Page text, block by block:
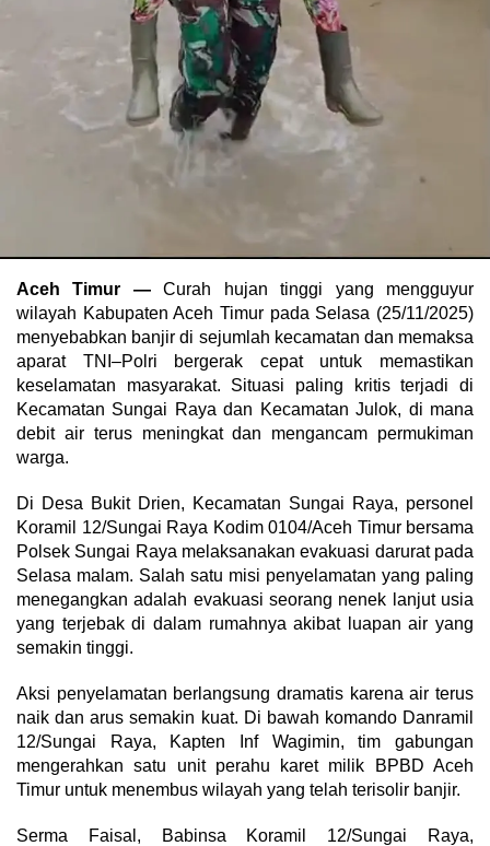
Aceh Timur —Curah hujan tinggi yang mengguyur
wilayah Kabupaten Aceh Timur pada Selasa (25/11/2025)
menyebabkan banjir di sejumlah kecamatan dan memaksa
aparat TNI–Polri bergerak cepat untuk memastikan
keselamatan masyarakat. Situasi paling kritis terjadi di
Kecamatan Sungai Raya dan Kecamatan Julok, di mana
debit air terus meningkat dan mengancam permukiman
warga.
Di Desa Bukit Drien, Kecamatan Sungai Raya, personel
Koramil 12/Sungai Raya Kodim 0104/Aceh Timur bersama
Polsek Sungai Raya melaksanakan evakuasi darurat pada
Selasa malam. Salah satu misi penyelamatan yang paling
menegangkan adalah evakuasi seorang nenek lanjut usia
yang terjebak di dalam rumahnya akibat luapan air yang
semakin tinggi.
Aksi penyelamatan berlangsung dramatis karena air terus
naik dan arus semakin kuat. Di bawah komando Danramil
12/Sungai Raya, Kapten Inf Wagimin, tim gabungan
mengerahkan satu unit perahu karet milik BPBD Aceh
Timur untuk menembus wilayah yang telah terisolir banjir.
Serma Faisal, Babinsa Koramil 12/Sungai Raya,